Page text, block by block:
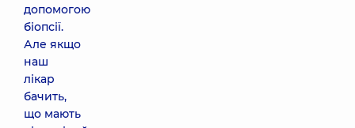
допомогою
біопсії.
Але якщо
наш
лікар
бачить,
що мають